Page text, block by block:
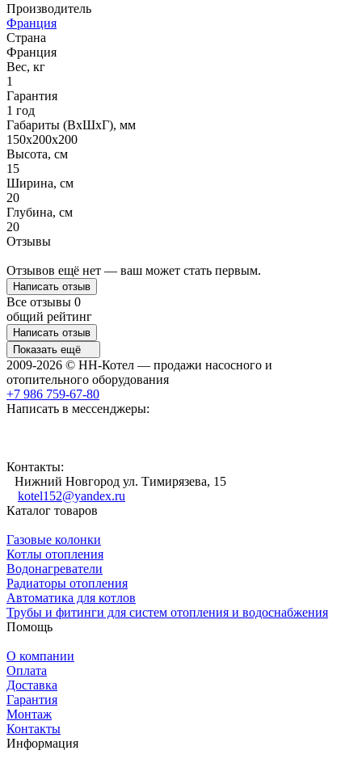
Производитель
Франция
Страна
Франция
Вес, кг
1
Гарантия
1 год
Габариты (ВхШхГ), мм
150х200х200
Высота, см
15
Ширина, см
20
Глубина, см
20
Отзывы
Отзывов ещё нет — ваш может стать первым.
Написать отзыв
Все отзывы 0
общий рейтинг
Написать отзыв
Показать ещё
2009-2026 © НН-Котел — продажи насосного и
отопительного оборудования
+7 986 759-67-80
Написать в мессенджеры:
Контакты:
Нижний Новгород ул. Тимирязева, 15
kotel152@yandex.ru
Каталог товаров
Газовые колонки
Котлы отопления
Водонагреватели
Радиаторы отопления
Автоматика для котлов
Трубы и фитинги для систем отопления и водоснабжения
Помощь
О компании
Оплата
Доставка
Гарантия
Монтаж
Контакты
Информация